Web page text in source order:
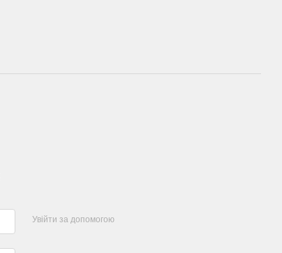
Увійти за допомогою